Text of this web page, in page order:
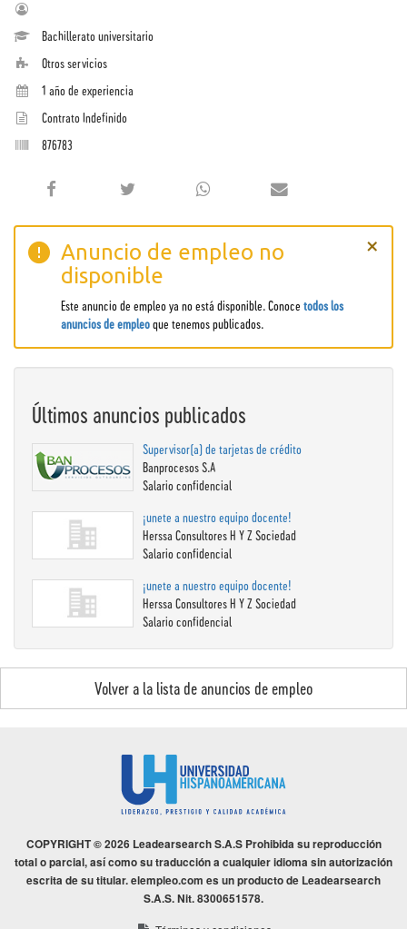
Bachillerato universitario
Otros servicios
1 año de experiencia
Contrato Indefinido
876783
Anuncio de empleo no
disponible
Este anuncio de empleo ya no está disponible. Conoce todos los
anuncios de empleoque tenemos publicados.
×
Últimos anuncios publicados
Supervisor(a) de tarjetas de crédito
Banprocesos S.A
Salario confidencial
¡unete a nuestro equipo docente!
Herssa Consultores H Y Z Sociedad
Salario confidencial
¡unete a nuestro equipo docente!
Herssa Consultores H Y Z Sociedad
Salario confidencial
Volver a la lista de anuncios de empleo
COPYRIGHT © 2026 Leadearsearch S.A.S Prohibida su reproducción
total o parcial, así como su traducción a cualquier idioma sin autorización
escrita de su titular. elempleo.com es un producto de Leadearsearch
S.A.S. Nit. 8300651578.